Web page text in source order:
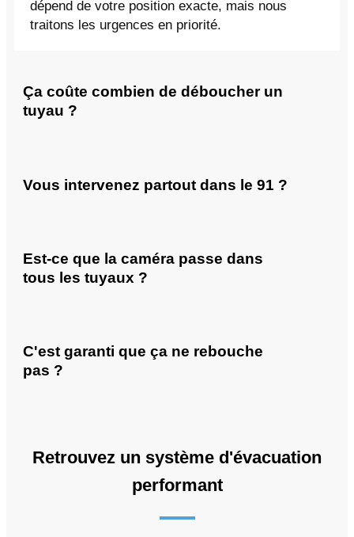
dépend de votre position exacte, mais nous
traitons les urgences en priorité.
Ça coûte combien de déboucher un
tuyau ?
Vous intervenez partout dans le 91 ?
Est-ce que la caméra passe dans
tous les tuyaux ?
C'est garanti que ça ne rebouche
pas ?
Retrouvez un système d'évacuation
performant